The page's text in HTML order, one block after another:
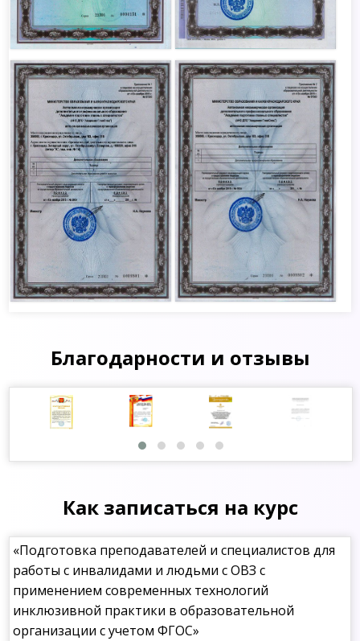
Благодарности и отзывы
Как записаться на курс
«Подготовка преподавателей и специалистов для
работы с инвалидами и людьми с ОВЗ с
применением современных технологий
инклюзивной практики в образовательной
организации с учетом ФГОС»